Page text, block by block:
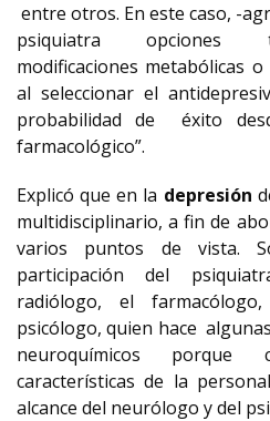
entre otros. En este caso, -
psiquiatra opciones
modificaciones metabólicas
al seleccionar el
probabilidad de éxito
farmacológico”.
Explicó que en la depresión
multidisciplinario, a fin de
varios puntos de vista.
participación del
radiólogo, el
psicólogo, quien hace
neuroquímicos
características de la
alcance del neurólogo y del